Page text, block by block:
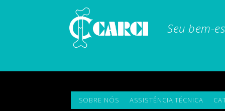
Seu bem-
SOBRE NÓS ASSISTÊNCIA TÉCNICA